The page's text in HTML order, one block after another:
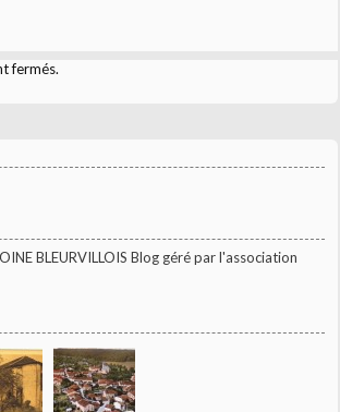
BLEURVILLOIS Blog géré par l'association
fermés.